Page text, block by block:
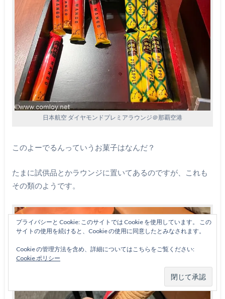
日本航空 ダイヤモンドプレミアラウンジ＠那覇空港
このよーでるんっていうお菓子はなんだ？
たまに試供品とかラウンジに置いてあるのですが、これも
その類のようです。
プライバシーと Cookie: このサイトでは Cookie を使用しています。 この
サイトの使用を続けると、Cookie の使用に同意したとみなされます。
Cookie の管理方法を含め、詳細についてはこちらをご覧ください:
Cookie ポリシー